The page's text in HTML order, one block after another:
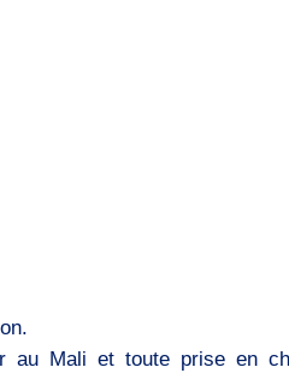
au Mali et toute prise en